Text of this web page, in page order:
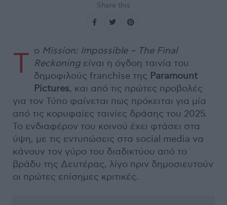
Share this
Τ ο Mission: Impossible – The Final
Reckoning είναι η όγδοη ταινία του
δημοφιλούς franchise της Paramount
Pictures, και από τις πρώτες προβολές
για τον Τύπο φαίνεται πως πρόκειται για μία
από τις κορυφαίες ταινίες δράσης του 2025.
Το ενδιαφέρον του κοινού έχει φτάσει στα
ύψη, με τις εντυπώσεις στα social media να
κάνουν τον γύρο του διαδικτύου από το
βράδυ της Δευτέρας, λίγο πριν δημοσιευτούν
οι πρώτες επίσημες κριτικές.